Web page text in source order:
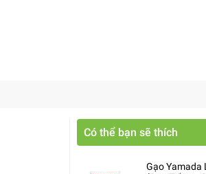
Có thể bạn sẽ thích
Gạo Yamada